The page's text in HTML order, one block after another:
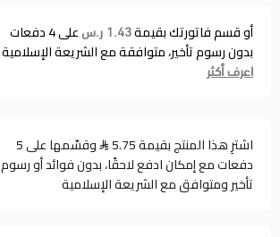
أو قسم فاتورتك بقيمة1.43 ر.س على4دفعات
بدون رسوم تأخير، متوافقة مع الشريعة الإسلامية
اعرف أكثر
اشترِ هذا المنتج بقيمة 5.75
وقسّمها على 5
دفعات مع إمكان ادفع لاحقًا، بدون فوائد أو رسوم
تأخير ومتوافق مع الشريعة الإسلامية